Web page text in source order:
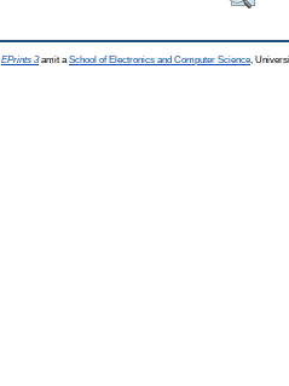
EPrints 3amit a School of Electronics and Computer Science ,